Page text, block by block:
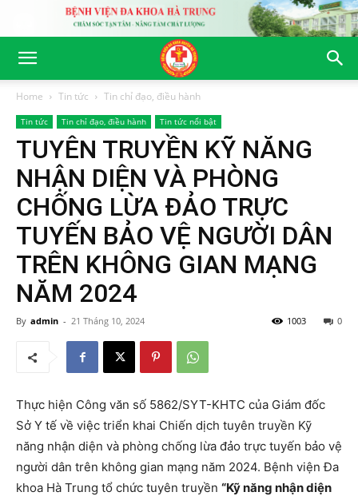
Home Tin tức Tin chỉ đạo, điều hành
Tin tức Tin chỉ đạo, điều hành Tin tức nổi bật
TUYÊN TRUYỀN KỸ NĂNG
NHẬN DIỆN VÀ PHÒNG
CHỐNG LỪA ĐẢO TRỰC
TUYẾN BẢO VỆ NGƯỜI DÂN
TRÊN KHÔNG GIAN MẠNG
NĂM 2024
By admin - 21 Tháng 10, 2024 0
1003
Thực hiện Công văn số 5862/SYT-KHTC của Giám đốc
Sở Y tế về việc triển khai Chiến dịch tuyên truyền Kỹ
năng nhận diện và phòng chống lừa đảo trực tuyến bảo vệ
người dân trên không gian mạng năm 2024. Bệnh viện Đa
khoa Hà Trung tổ chức tuyên truyền “Kỹ năng nhận diện